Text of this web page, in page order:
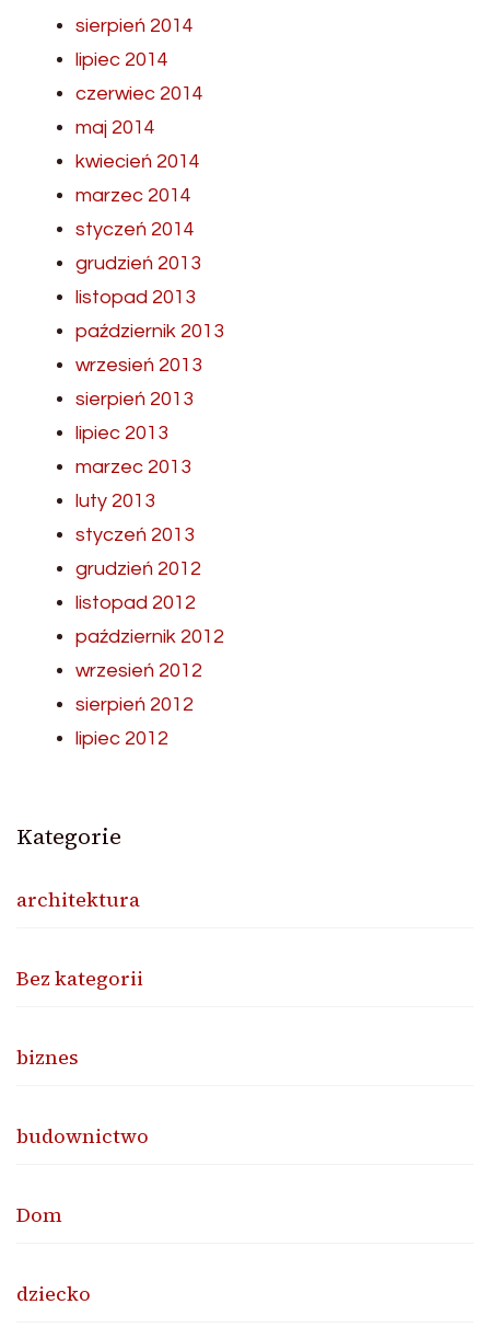
sierpień 2014
lipiec 2014
czerwiec 2014
maj 2014
kwiecień 2014
marzec 2014
styczeń 2014
grudzień 2013
listopad 2013
październik 2013
wrzesień 2013
sierpień 2013
lipiec 2013
marzec 2013
luty 2013
styczeń 2013
grudzień 2012
listopad 2012
październik 2012
wrzesień 2012
sierpień 2012
lipiec 2012
Kategorie
architektura
Bez kategorii
biznes
budownictwo
Dom
dziecko